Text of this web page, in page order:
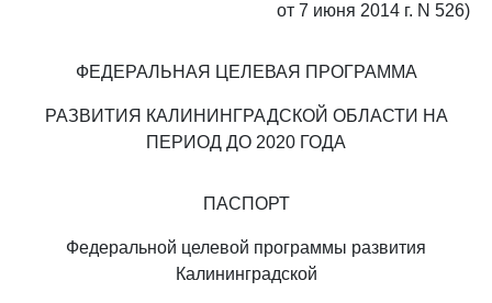
от 7 июня 2014 г. N 526)
ФЕДЕРАЛЬНАЯ ЦЕЛЕВАЯ ПРОГРАММА
РАЗВИТИЯ КАЛИНИНГРАДСКОЙ ОБЛАСТИ НА
ПЕРИОД ДО 2020 ГОДА
ПАСПОРТ
Федеральной целевой программы развития
Калининградской